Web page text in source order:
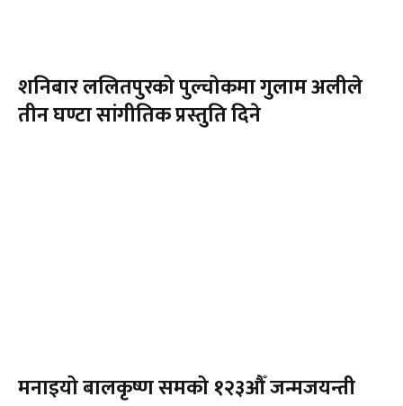
शनिबार ललितपुरको पुल्चोकमा गुलाम अलीले
तीन घण्टा सांगीतिक प्रस्तुति दिने
मनाइयो बालकृष्ण समको १२३औँ जन्मजयन्ती